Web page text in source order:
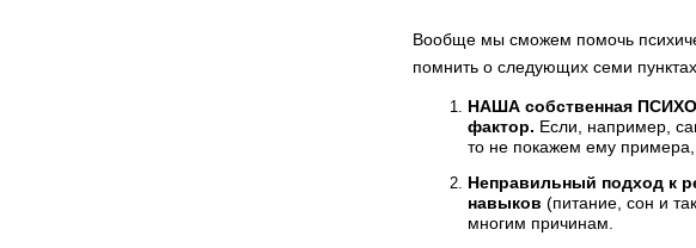
Вообще мы сможем помочь
помнить о следующих семи
НАША собственная
фактор. Если, например,
то не покажем ему примера,
Неправильный подход к
навыков (питание, сон и
многим причинам.